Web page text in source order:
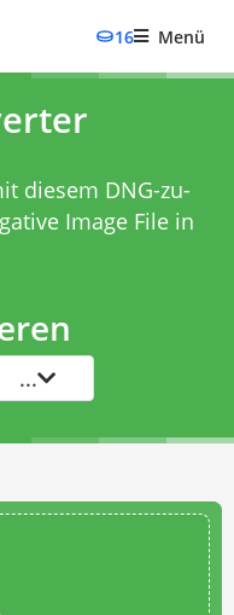
16 Menü
diesem DNG-zu-
Image File in
...